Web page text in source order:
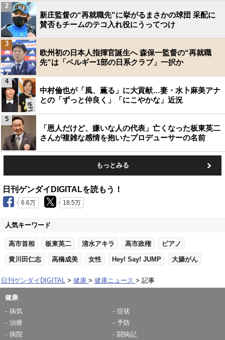
新庄監督の“再就職先”に挙がるまさかの球団 采配に
賛否もチームのテコ入れ役にうってつけ
2
欧州初の日本人指揮官誕生へ 森保一監督の“再就職
先”は「ベルギー1部の日系クラブ」一択か
3
中村倫也が「風、薫る」に大貢献…妻・水卜麻美アナ
との「ずっと仲良く」「にこやかな」近況
4
「恩人だけど、嫌いな人の代表」亡くなった板東英二
さんが複雑な感情を抱いたプロデューサーの名前
5
もっとみる
日刊ゲンダイDIGITALを読もう！
6.6万 18.5万
人気キーワード
高市首相 板東英二 清水アキラ 高市政権 ピアノ
黄川田仁志 高橋成美 女性 Hey! Say! JUMP 大腸がん
日刊ゲンダイDIGITAL 健康 健康ニュース 記事
健康
病気
症状
治療
予防
病院
闘病記